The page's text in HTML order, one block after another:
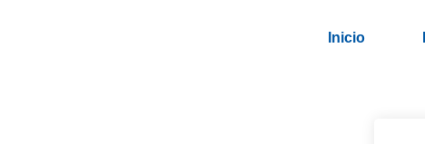
Inicio